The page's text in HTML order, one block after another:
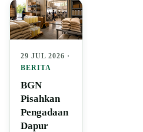
29 JUL 2026 ·
BERITA
BGN
Pisahkan
Pengadaan
Dapur